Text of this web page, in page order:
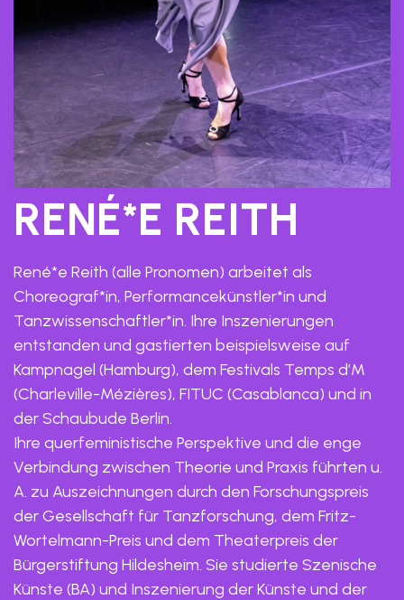
RENÉ*E REITH
René*e Reith (alle Pronomen) arbeitet als
Choreograf*in, Performancekünstler*in und
Tanzwissenschaftler*in. Ihre Inszenierungen
entstanden und gastierten beispielsweise auf
Kampnagel (Hamburg), dem Festivals Temps d’M
(Charleville-Mézières), FITUC (Casablanca) und in
der Schaubude Berlin.
Ihre querfeministische Perspektive und die enge
Verbindung zwischen Theorie und Praxis führten u.
A. zu Auszeichnungen durch den Forschungspreis
der Gesellschaft für Tanzforschung, dem Fritz-
Wortelmann-Preis und dem Theaterpreis der
Bürgerstiftung Hildesheim. Sie studierte Szenische
Künste (BA) und Inszenierung der Künste und der